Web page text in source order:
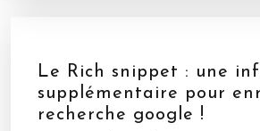
Le Rich snippet : une
supplémentaire pour
recherche google !